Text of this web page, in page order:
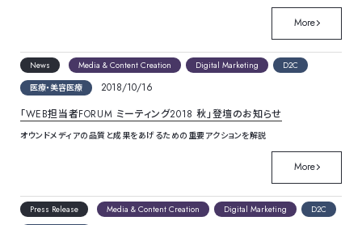
More
News Media & Content Creation Digital Marketing
D2C
医療・美容医療
2018/10/16
「WEB担当者FORUM ミーティング2018 秋」登壇のお知らせ
オウンドメディアの品質と成果をあげるための重要アクションを解説
More
Press Release Media & Content Creation Digital Marketing
D2C